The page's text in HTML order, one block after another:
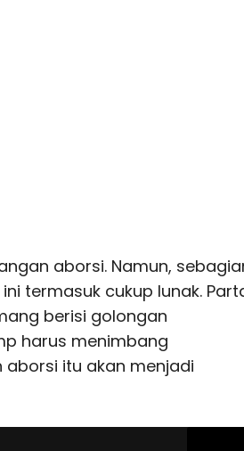
aborsi. Namun,
termasuk cukup lunak.
berisi golongan
harus menimbang
itu akan menjadi